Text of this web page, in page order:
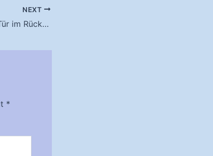
NEXT
Der Tag der offenen Tür im Rückblick
*